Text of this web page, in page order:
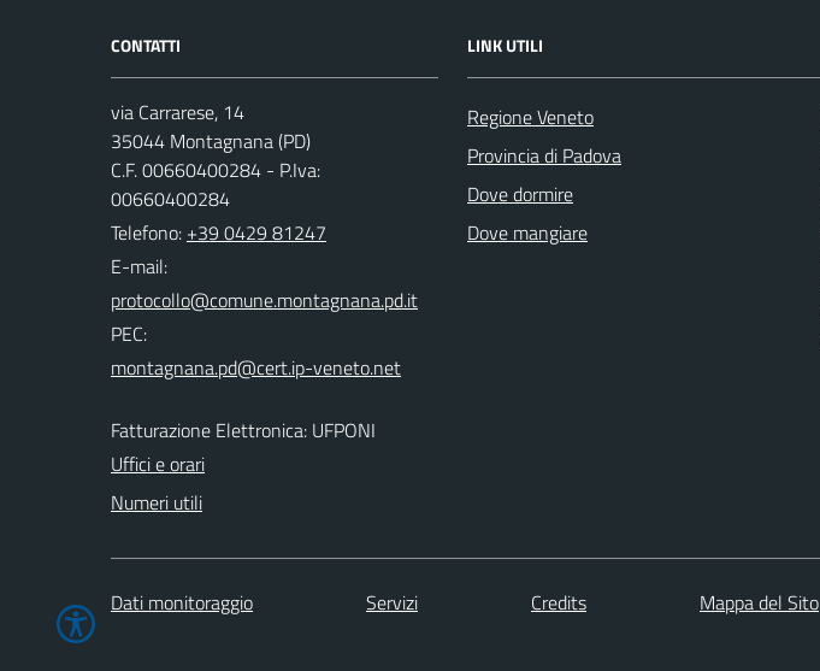
CONTATTI
via Carrarese, 14
35044 Montagnana (PD)
C.F. 00660400284 - P.Iva:
00660400284
Telefono: +39 0429 81247
E-mail:
PEC:
Fatturazione Elettronica: UFPONI
Uffici e orari
Numeri utili
LINK UTILI
Regione Veneto
Provincia di Padova
Dove dormire
Dove mangiare
Dati monitoraggio Servizi Credits Mappa del Sito